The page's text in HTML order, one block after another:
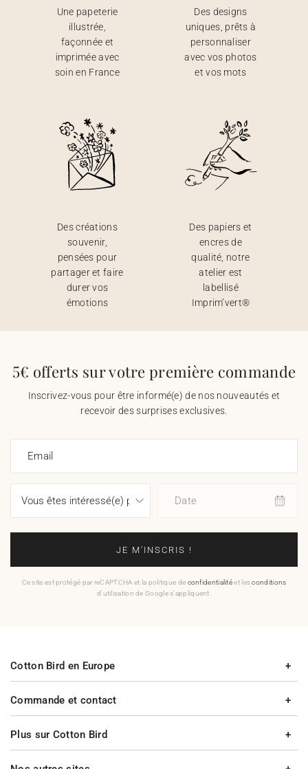
Une papeterie
illustrée,
façonnée et
imprimée avec
soin en France
Des designs
uniques, prêts à
personnaliser
avec vos photos
et vos mots
Des créations
souvenir,
pensées pour
partager et faire
durer vos
émotions
Des papiers et
encres de
qualité, notre
atelier est
labellisé
Imprim’vert®
5€ offerts sur votre première commande
Inscrivez-vous pour être informé(e) de nos nouveautés et
recevoir des surprises exclusives.
Email
Date
JE M'INSCRIS !
Ce site est protégé par reCAPTCHA et la politique de confidentialitéet lesconditions
d'utilisation de Google s'appliquent.
Commande et contact
Plus sur Cotton Bird
Cotton Bird en Europe